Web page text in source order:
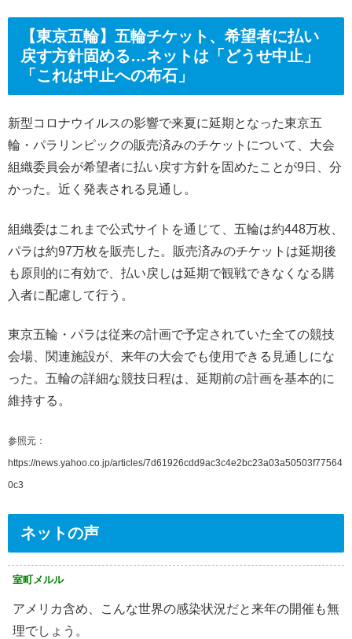
【東京五輪】五輪チケット、希望者に払い
戻す方針固める…ネットは「どうせ中止」
「これは中止への布石」
新型コロナウイルスの影響で来夏に延期となった東京五
輪・パラリンピックの販売済みのチケットについて、大会
組織委員会が希望者に払い戻す方針を固めたことが9日、分
かった。近く発表される見通し。
組織委はこれまで公式サイトを通じて、五輪は約448万枚、
パラは約97万枚を販売した。販売済みのチケットは延期後
も原則的に有効で、払い戻しは延期で観戦できなくなる購
入者に配慮して行う。
東京五輪・パラは従来の計画で予定されていた全ての競技
会場、関連施設が、来年の大会でも使用できる見通しにな
った。五輪の詳細な競技日程は、延期前の計画を基本的に
維持する。
参照元：
https://news.yahoo.co.jp/articles/7d61926cdd9ac3c4e2bc23a03a50503f77564
0c3
ネットの声
室町メルル
アメリカ含め、こんな世界の感染状況だと来年の開催も無
理でしょう。